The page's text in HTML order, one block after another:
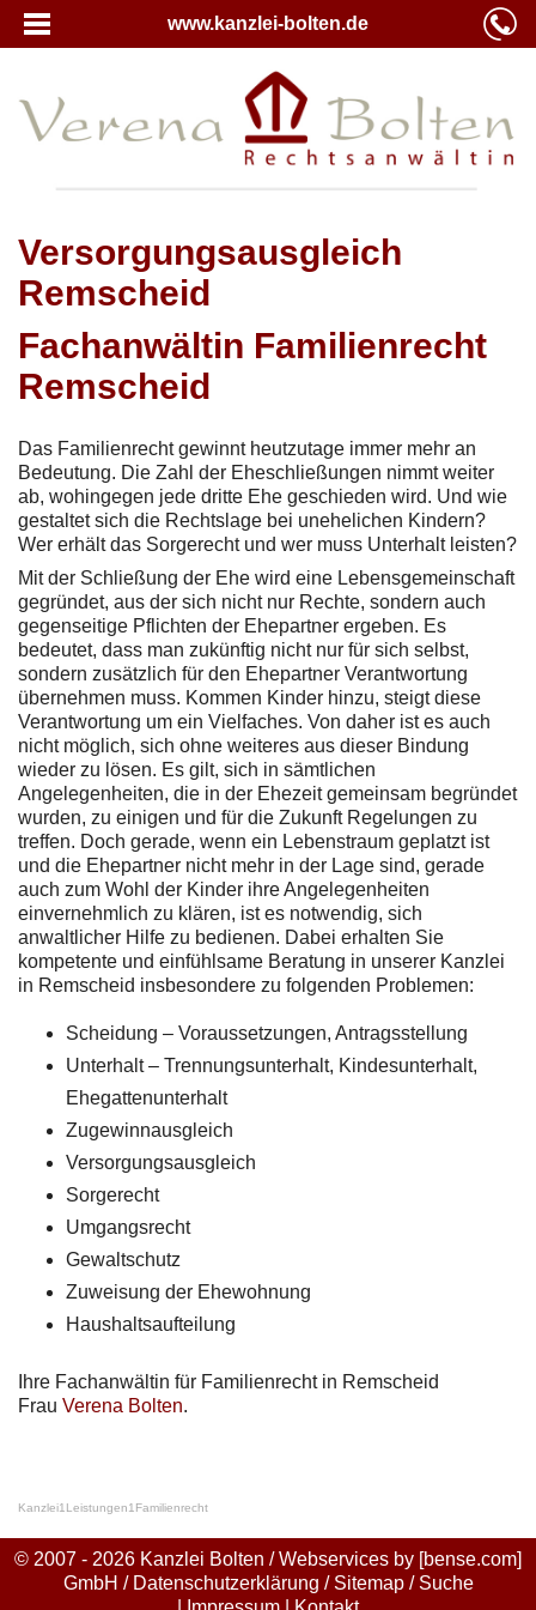
www.kanzlei-bolten.de
Versorgungsausgleich
Remscheid
Fachanwältin Familienrecht
Remscheid
Das Familienrecht gewinnt heutzutage immer mehr an
Bedeutung. Die Zahl der Eheschließungen nimmt weiter
ab, wohingegen jede dritte Ehe geschieden wird. Und wie
gestaltet sich die Rechtslage bei unehelichen Kindern?
Wer erhält das Sorgerecht und wer muss Unterhalt leisten?
Mit der Schließung der Ehe wird eine Lebensgemeinschaft
gegründet, aus der sich nicht nur Rechte, sondern auch
gegenseitige Pflichten der Ehepartner ergeben. Es
bedeutet, dass man zukünftig nicht nur für sich selbst,
sondern zusätzlich für den Ehepartner Verantwortung
übernehmen muss. Kommen Kinder hinzu, steigt diese
Verantwortung um ein Vielfaches. Von daher ist es auch
nicht möglich, sich ohne weiteres aus dieser Bindung
wieder zu lösen. Es gilt, sich in sämtlichen
Angelegenheiten, die in der Ehezeit gemeinsam begründet
wurden, zu einigen und für die Zukunft Regelungen zu
treffen. Doch gerade, wenn ein Lebenstraum geplatzt ist
und die Ehepartner nicht mehr in der Lage sind, gerade
auch zum Wohl der Kinder ihre Angelegenheiten
einvernehmlich zu klären, ist es notwendig, sich
anwaltlicher Hilfe zu bedienen. Dabei erhalten Sie
kompetente und einfühlsame Beratung in unserer Kanzlei
in Remscheid insbesondere zu folgenden Problemen:
Scheidung – Voraussetzungen, Antragsstellung
Unterhalt – Trennungsunterhalt, Kindesunterhalt,
Ehegattenunterhalt
Zugewinnausgleich
Versorgungsausgleich
Sorgerecht
Umgangsrecht
Gewaltschutz
Zuweisung der Ehewohnung
Haushaltsaufteilung
Ihre Fachanwältin für Familienrecht in Remscheid
Frau Verena Bolten.
Kanzlei1 Leistungen1 Familienrecht
© 2007 - 2026 Kanzlei Bolten / Webservices by [bense.com]
GmbH / Datenschutzerklärung / Sitemap/ Suche